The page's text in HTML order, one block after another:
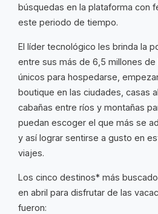
búsquedas en la plataforma con
este periodo de tiempo.
El líder tecnológico les brinda la
entre sus más de 6,5 millones
únicos para hospedarse,
boutique en las ciudades, casas
cabañas entre ríos y montañas
puedan escoger el que más se
y así lograr sentirse a gusto en
viajes.
Los cinco destinos* más
en abril para disfrutar de las
fueron: